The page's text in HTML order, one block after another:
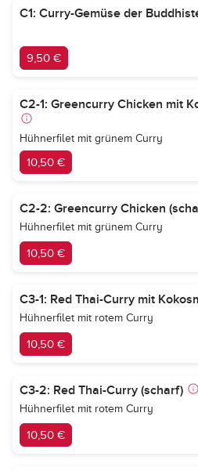
C1: Curry-Gemüse der
9,50 €
C2-1: Greencurry Chicken mit
Hühnerfilet mit grünem Curry
10,50 €
C2-2: Greencurry Chicken
Hühnerfilet mit grünem Curry
10,50 €
C3-1: Red Thai-Curry mit
Hühnerfilet mit rotem Curry
10,50 €
C3-2: Red Thai-Curry (scharf)
Hühnerfilet mit rotem Curry
10,50 €